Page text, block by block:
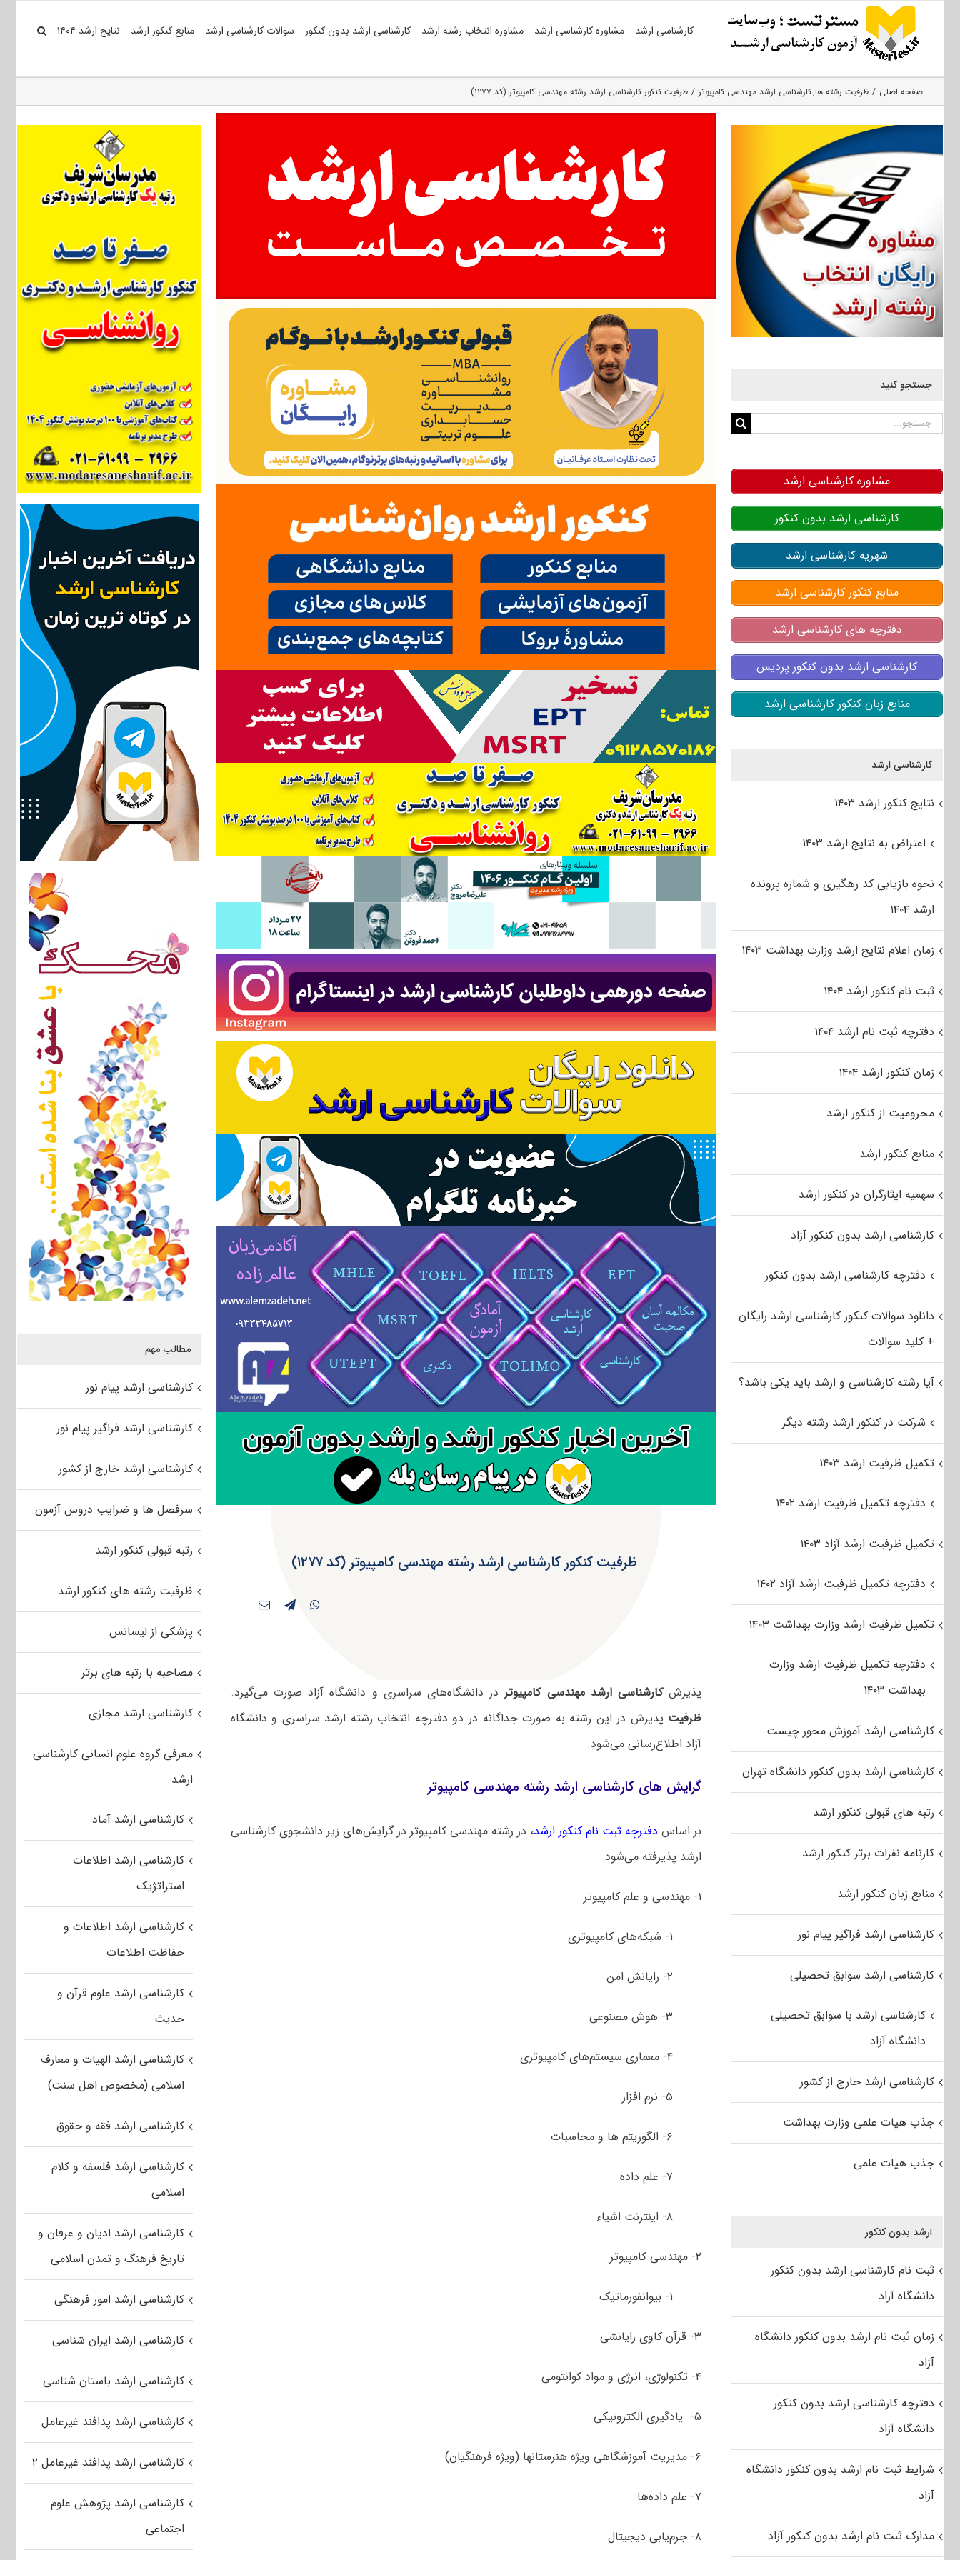
کارشناسی ارشد مشاوره کارشناسی ارشد مشاوره انتخاب رشته ارشد کارشناسی ارشد بدون کنکور سوالات کارشناسی ارشد منابع کنکور ارشد نتایج ارشد ۱۴۰۴
صفحه اصلی ظرفیت رشته ها کارشناسی ارشد مهندسی کامپیوتر ظرفیت کنکور کارشناسی ارشد رشته مهندسی کامپیوتر (کد ۱۲۷۷)
ظرفیت کنکور کارشناسی ارشد رشته مهندسی کامپیوتر (کد ۱۲۷۷)
پذیرشکارشناسی ارشد مهندسی کامپیوتردر دانشگاه‌های سراسری و دانشگاه آزاد صورت می‌گیرد.
ظرفیت پذیرش در این رشته به صورت جداگانه در دو دفترچه انتخاب رشته ارشد سراسری و دانشگاه
آزاد اطلاع‌رسانی می‌شود.
گرایش های کارشناسی ارشد رشته مهندسی کامپیوتر
بر اساس دفترچه ثبت نام کنکور ارشد، در رشته مهندسی کامپیوتر در گرایش‌های زیر دانشجوی کارشناسی
ارشد پذیرفته می‌شود:
۱- مهندسی و علم کامپیوتر
۱- شبکه‌های کامپیوتری
۲- رایانش امن
۳- هوش مصنوعی
۴- معماری سیستم‌های کامپیوتری
۵- نرم افزار
۶- الگوریتم ها و محاسبات
۷- علم داده
۸- اینترنت اشیاء
۲- مهندسی کامپیوتر
۱- بیوانفورماتیک
۳- قرآن کاوی رایانشی
۴- تکنولوژی، انرژی و مواد کوانتومی
۵- یادگیری الکترونیکی
۶- مدیریت آموزشگاهی ویژه هنرستانها (ویژه فرهنگیان)
۷- علم داده‌ها
۸- جرم‌یابی دیجیتال
مطالب مهم
کارشناسی ارشد پیام نور
کارشناسی ارشد فراگیر پیام نور
کارشناسی ارشد خارج از کشور
سرفصل ها و ضرایب دروس آزمون
رتبه قبولی کنکور ارشد
ظرفیت رشته های کنکور ارشد
پزشکی از لیسانس
مصاحبه با رتبه های برتر
کارشناسی ارشد مجازی
معرفی گروه علوم انسانی کارشناسی
ارشد
کارشناسی ارشد آماد
کارشناسی ارشد اطلاعات
استراتژیک
کارشناسی ارشد اطلاعات و
حفاظت اطلاعات
کارشناسی ارشد علوم قرآن و
حدیث
کارشناسی ارشد الهیات و معارف
اسلامی (مخصوص اهل سنت)
کارشناسی ارشد فقه و حقوق
کارشناسی ارشد فلسفه و کلام
اسلامی
کارشناسی ارشد ادیان و عرفان و
تاریخ فرهنگ و تمدن اسلامی
کارشناسی ارشد امور فرهنگی
کارشناسی ارشد ایران شناسی
کارشناسی ارشد باستان شناسی
کارشناسی ارشد پدافند غیرعامل
کارشناسی ارشد پدافند غیرعامل ۲
کارشناسی ارشد پژوهش علوم
اجتماعی
جستجو کنید
جستجو
مشاوره کارشناسی ارشد
کارشناسی ارشد بدون کنکور
شهریه کارشناسی ارشد
منابع کنکور کارشناسی ارشد
دفترچه های کارشناسی ارشد
کارشناسی ارشد بدون کنکور پردیس
منابع زبان کنکور کارشناسی ارشد
کارشناسی ارشد
نتایج کنکور ارشد ۱۴۰۳
اعتراض به نتایج ارشد ۱۴۰۳
نحوه بازیابی کد رهگیری و شماره پرونده
ارشد ۱۴۰۴
زمان اعلام نتایج ارشد وزارت بهداشت ۱۴۰۳
ثبت نام کنکور ارشد ۱۴۰۴
دفترچه ثبت نام ارشد ۱۴۰۴
زمان کنکور ارشد ۱۴۰۴
محرومیت از کنکور ارشد
منابع کنکور ارشد
سهمیه ایثارگران در کنکور ارشد
کارشناسی ارشد بدون کنکور آزاد
دفترچه کارشناسی ارشد بدون کنکور
دانلود سوالات کنکور کارشناسی ارشد رایگان
+ کلید سوالات
آیا رشته کارشناسی و ارشد باید یکی باشد؟
شرکت در کنکور ارشد رشته دیگر
تکمیل ظرفیت ارشد ۱۴۰۳
دفترچه تکمیل ظرفیت ارشد ۱۴۰۲
تکمیل ظرفیت ارشد آزاد ۱۴۰۳
دفترچه تکمیل ظرفیت ارشد آزاد ۱۴۰۲
تکمیل ظرفیت ارشد وزارت بهداشت ۱۴۰۳
دفترچه تکمیل ظرفیت ارشد وزارت
بهداشت ۱۴۰۳
کارشناسی ارشد آموزش محور چیست
کارشناسی ارشد بدون کنکور دانشگاه تهران
رتبه های قبولی کنکور ارشد
کارنامه نفرات برتر کنکور ارشد
منابع زبان کنکور ارشد
کارشناسی ارشد فراگیر پیام نور
کارشناسی ارشد سوابق تحصیلی
کارشناسی ارشد با سوابق تحصیلی
دانشگاه آزاد
کارشناسی ارشد خارج از کشور
جذب هیات علمی وزارت بهداشت
جذب هیات علمی
ارشد بدون کنکور
ثبت نام کارشناسی ارشد بدون کنکور
دانشگاه آزاد
زمان ثبت نام ارشد بدون کنکور دانشگاه
آزاد
دفترچه کارشناسی ارشد بدون کنکور
دانشگاه آزاد
شرایط ثبت نام ارشد بدون کنکور دانشگاه
آزاد
مدارک ثبت نام ارشد بدون کنکور آزاد